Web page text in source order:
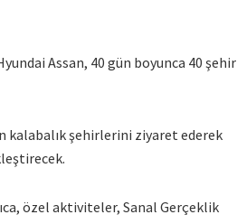
Assan, 40 gün boyunca 40 şehir
kalabalık şehirlerini ziyaret ederek
özel aktiviteler, Sanal Gerçeklik